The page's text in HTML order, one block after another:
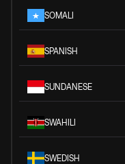
SOMALI
SPANISH
SUNDANESE
SWAHILI
SWEDISH